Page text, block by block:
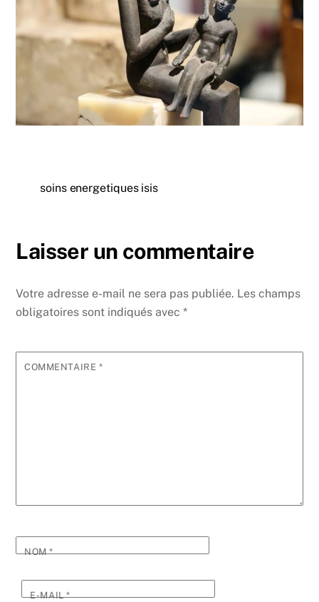
soins energetiques isis
Laisser un commentaire
Votre adresse e-mail ne sera pas publiée. Les champs
obligatoires sont indiqués avec*
COMMENTAIRE *
NOM*
E-MAIL*